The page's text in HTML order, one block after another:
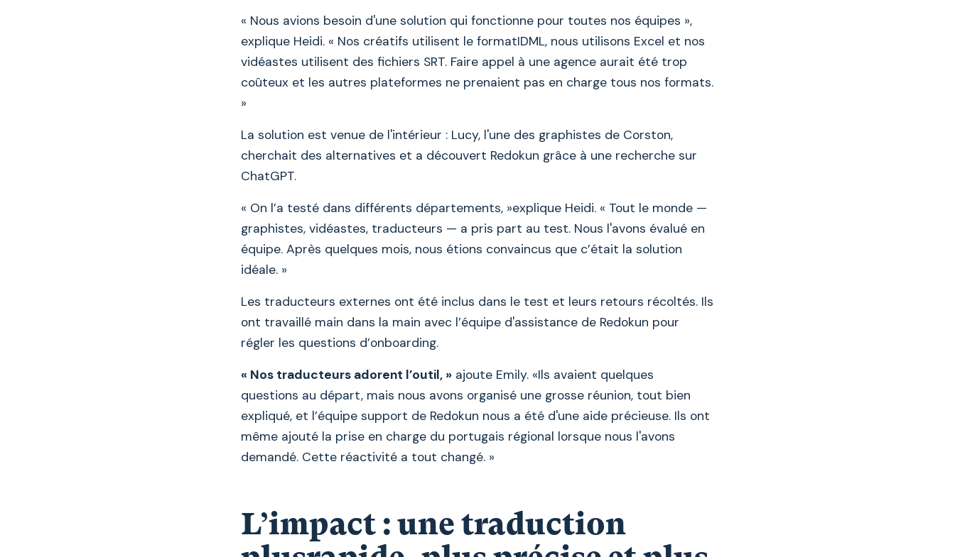
« Nous avions besoin d'une solution qui fonctionne pour toutes nos équipes »,
explique Heidi. « Nos créatifs utilisent le formatIDML, nous utilisons Excel et nos
vidéastes utilisent des fichiers SRT. Faire appel à une agence aurait été trop
coûteux et les autres plateformes ne prenaient pas en charge tous nos formats.
»
La solution est venue de l'intérieur : Lucy, l'une des graphistes de Corston,
cherchait des alternatives et a découvert Redokun grâce à une recherche sur
ChatGPT.
« On l’a testé dans différents départements, »explique Heidi. « Tout le monde —
graphistes, vidéastes, traducteurs — a pris part au test. Nous l'avons évalué en
équipe. Après quelques mois, nous étions convaincus que c’était la solution
idéale. »
Les traducteurs externes ont été inclus dans le test et leurs retours récoltés. Ils
ont travaillé main dans la main avec l’équipe d'assistance de Redokun pour
régler les questions d’onboarding.
« Nos traducteurs adorent l’outil, » ajoute Emily. «Ils avaient quelques
questions au départ, mais nous avons organisé une grosse réunion, tout bien
expliqué, et l’équipe support de Redokun nous a été d'une aide précieuse. Ils ont
même ajouté la prise en charge du portugais régional lorsque nous l'avons
demandé. Cette réactivité a tout changé. »
L’impact : une traduction